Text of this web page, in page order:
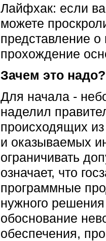
Лайфхак: если
можете
представление о
прохождение
Зачем это надо?
Для начала -
наделил
происходящих
и оказываемых
ограничивать
означает, что
программные
нужного решения
обоснование
обеспечения,